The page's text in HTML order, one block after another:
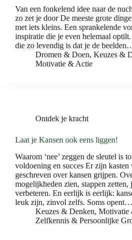
Van een fonkelend idee naar de
zo zet je door De meeste grote
met iets kleins. Een sprankelende
inspiratie die je even helemaal
die zo levendig is dat je de
Dromen & Doen, Keuzes &
Motivatie & Actie
Ontdek je kracht
Laat je Kansen ook eens liggen!
Waarom ‘nee’ zeggen de sleutel is
voldoening en succes Er zijn kasten
geschreven over kansen grijpen.
mogelijkheden zien, stappen zetten,
verbeteren. En eerlijk is eerlijk:
leuk zijn, zinvol zelfs. Soms opent…
Keuzes & Denken, Motivatie
Zelfkennis & Persoonlijke